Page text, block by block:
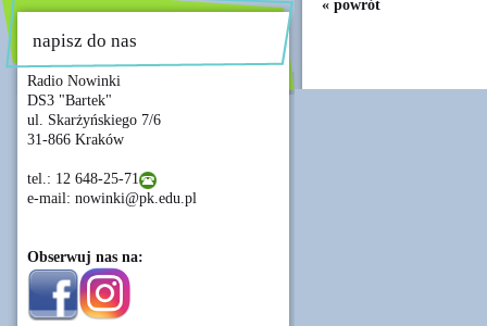
napisz do nas
Radio Nowinki
DS3 "Bartek"
ul. Skarżyńskiego 7/6
31-866 Kraków
tel.: 12 648-25-71
e-mail: nowinki@pk.edu.pl
Obserwuj nas na:
« powrót